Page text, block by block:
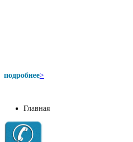
подробнее>
Главная